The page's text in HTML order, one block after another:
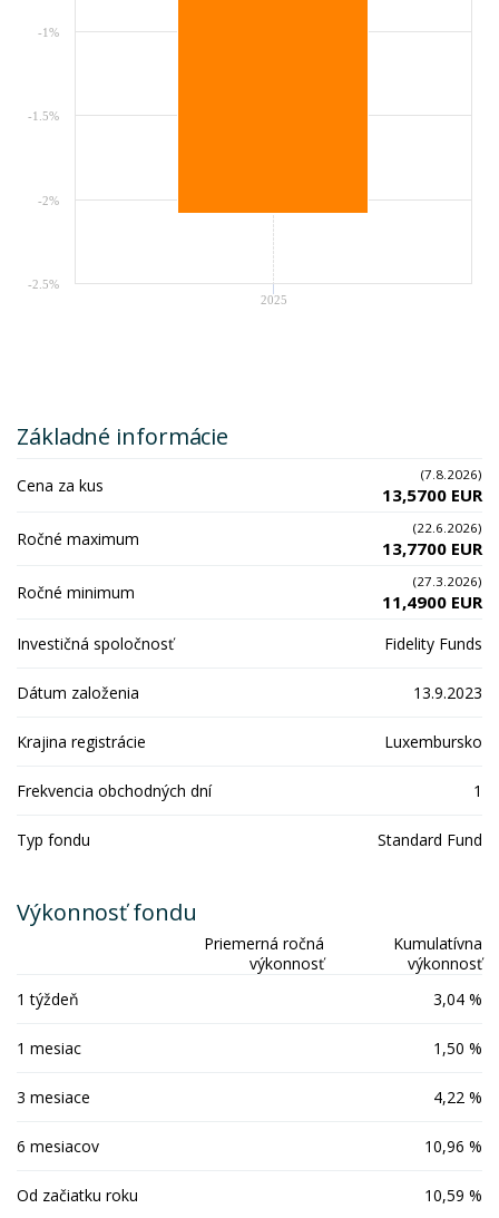
2025
-2.5%
-2%
-1.5%
-1%
Základné informácie
Cena za kus (7.8.2026)
13,5700 EUR
Ročné maximum (22.6.2026)
13,7700 EUR
Ročné minimum (27.3.2026)
11,4900 EUR
Investičná spoločnosť Fidelity Funds
Dátum založenia 13.9.2023
Krajina registrácie Luxembursko
Frekvencia obchodných dní 1
Typ fondu Standard Fund
Výkonnosť fondu
Priemerná ročná
výkonnosť
Kumulatívna
výkonnosť
1 týždeň
3,04 %
1 mesiac 1,50 %
3 mesiace 4,22 %
6 mesiacov 10,96 %
Od začiatku roku 10,59 %